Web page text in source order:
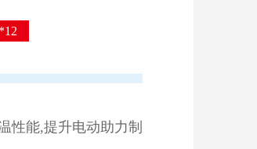
性能,提升电动助力制